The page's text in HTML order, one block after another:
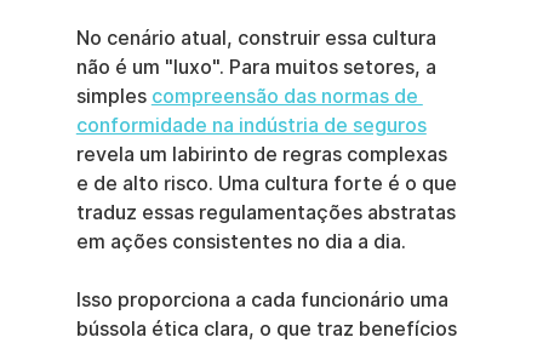
No cenário atual, construir essa cultura
não é um "luxo". Para muitos setores, a
simples compreensão das normas de
conformidade na indústria de seguros
revela um labirinto de regras complexas
e de alto risco. Uma cultura forte é o que
traduz essas regulamentações abstratas
em ações consistentes no dia a dia.
Isso proporciona a cada funcionário uma
bússola ética clara, o que traz benefícios